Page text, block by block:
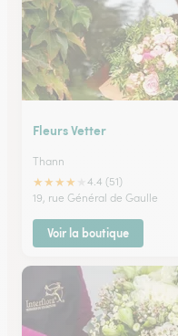
Fleurs Vetter
Thann
★★★★
4.4 (51)
19, rue Général de Gaulle
Voir la boutique